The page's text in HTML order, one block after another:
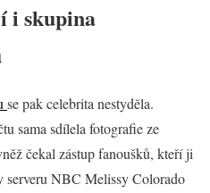
i skupina
se pak celebrita nestyděla.
sama sdílela fotografie ze
čekal zástup fanoušků, kteří ji
serveru NBC Melissy Colorado